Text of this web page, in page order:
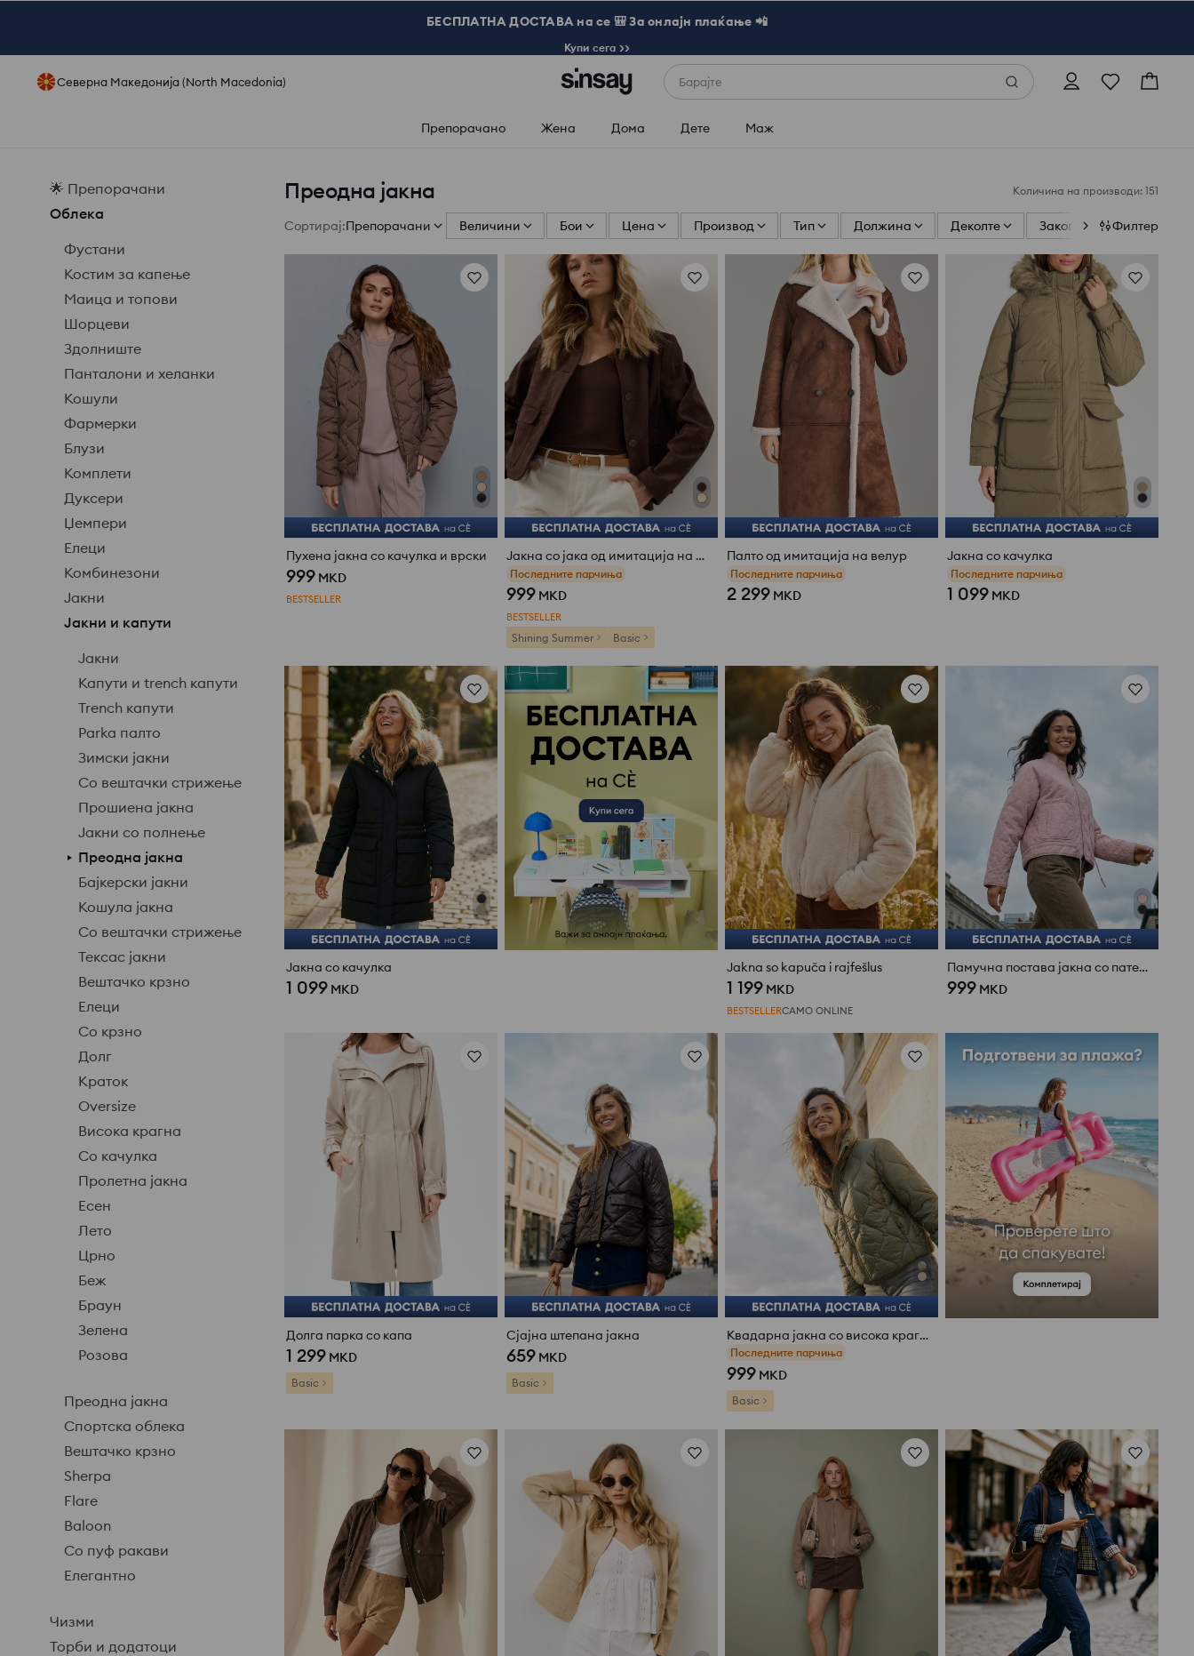
БЕСПЛАТНА ДОСТАВА на се 🎒 За онлајн плаќање 📲
Купи сега >>
Северна Македонија (North Macedonia) Барајте
Препорачано Жена Дома Дете Маж
🌟 Препорачани
Облека
Фустани
Костим за капење
Маица и топови
Шорцеви
Здолниште
Панталони и хеланки
Кошули
Фармерки
Блузи
Комплети
Дуксери
Џемпери
Елеци
Комбинезони
Јакни
Јакни и капути
Јакни
Капути и trench капути
Trench капути
Parka палто
Зимски јакни
Со вештачки стрижење
Прошиена јакна
Јакни со полнење
Преодна јакна
Бајкерски јакни
Кошула јакна
Со вештачки стрижење
Тексас јакни
Вештачко крзно
Елеци
Со крзно
Долг
Краток
Oversize
Висока крагна
Со качулка
Пролетна јакна
Есен
Лето
Црно
Беж
Браун
Зелена
Розова
Преодна јакна
Спортска облека
Вештачко крзно
Sherpa
Flare
Baloon
Со пуф ракави
Елегантно
Чизми
Торби и додатоци
Преодна јакна Количина на производи: 151
Сортирај:Препорачани Величини Бои Цена Производ Тип Должина Деколте ЗакопчувањеФилтер
Пухена јакна со качулка и врски
999 MKD
BESTSELLER
Јакна со јака од имитација на велур
Последните парчиња
999 MKD
BESTSELLER
Shining Summer Basic
Палто од имитација на велур
Последните парчиња
2 299 MKD
Јакна со качулка
Последните парчиња
1 099 MKD
Јакна со качулка
1 099 MKD
Jakna so kapuča i rajfešlus
1 199 MKD
BESTSELLERСАМО ONLINE
Памучна постава јакна со патент и стоечка јака
999 MKD
Долга парка со капа
1 299 MKD
Basic
Сјајна штепана јакна
659 MKD
Basic
Квадарна јакна со висока крагна
Последните парчиња
999 MKD
Basic